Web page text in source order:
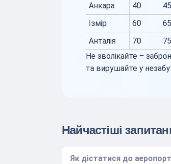
Анкара
40 45
Ізмір
60 65
Анталія
70 75
Не зволікайте –
та вирушайте у
Найчастіші
Як дістатися до